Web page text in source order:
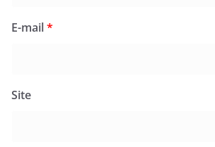
E-mail*
Site